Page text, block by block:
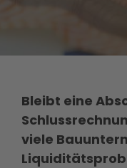
Bleibt eine
viele